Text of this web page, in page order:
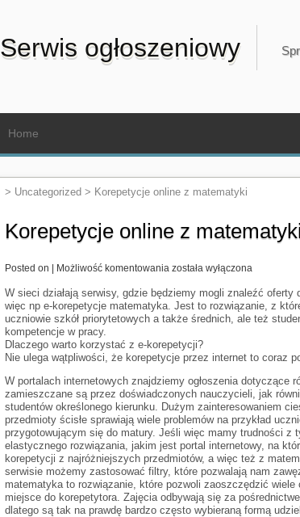
Serwis ogłoszeniowy
Home
> Uncategorized > Korepetycje online z matematyki
Korepetycje online z matematyki
Posted on | Możliwość komentowania Korepetycje
z
matematyki
została wyłączona
W sieci działają serwisy, gdzie będziemy mogli znaleźć
więc np e-korepetycje matematyka. Jest to rozwiązanie, z
uczniowie szkół priorytetowych a także średnich, ale też
kompetencje w pracy.
Dlaczego warto korzystać z e-korepetycji?
Nie ulega wątpliwości, że korepetycje przez internet to coraz
W portalach internetowych znajdziemy ogłoszenia dotyczące
zamieszczane są przez doświadczonych nauczycieli, jak
studentów określonego kierunku. Dużym zainteresowaniem
przedmioty ścisłe sprawiają wiele problemów na przykład
przygotowującym się do matury. Jeśli więc mamy trudności z
elastycznego rozwiązania, jakim jest portal internetowy, na
korepetycji z najróżniejszych przedmiotów, a więc też z
serwisie możemy zastosować filtry, które pozwalają nam
matematyka to rozwiązanie, które pozwoli zaoszczędzić
miejsce do korepetytora. Zajęcia odbywają się za
dlatego są tak na prawdę bardzo często wybieraną formą